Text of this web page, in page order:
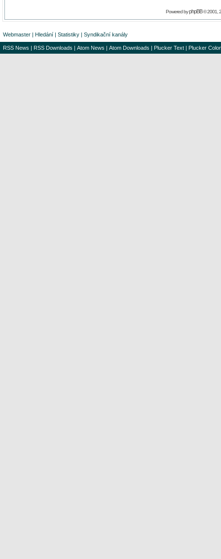
Powered byphpBB© 2001,
Webmaster | Hledání | Statistiky | Syndikační kanály
RSS News | RSS Downloads | Atom News | Atom Downloads | Plucker Text | Plucker Color